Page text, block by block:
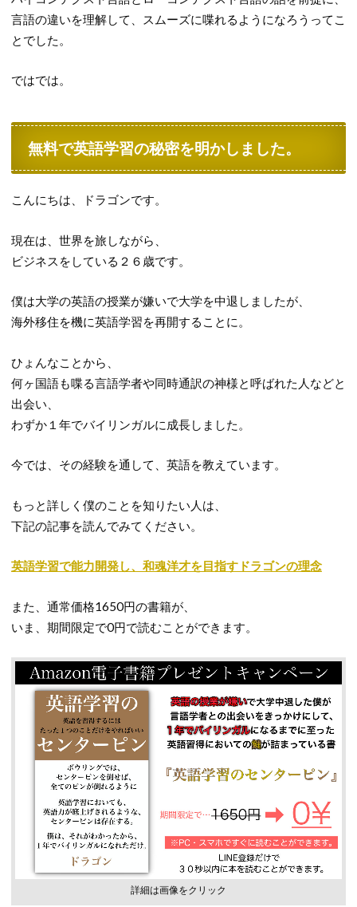
言語の違いを理解して、スムーズに喋れるようになろうってこ
とでした。
ではでは。
無料で英語学習の秘密を明かしました。
こんにちは、ドラゴンです。
現在は、世界を旅しながら、
ビジネスをしている２６歳です。
僕は大学の英語の授業が嫌いで大学を中退しましたが、
海外移住を機に英語学習を再開することに。
ひょんなことから、
何ヶ国語も喋る言語学者や同時通訳の神様と呼ばれた人などと
出会い、
わずか１年でバイリンガルに成長しました。
今では、その経験を通して、英語を教えています。
もっと詳しく僕のことを知りたい人は、
下記の記事を読んでみてください。
英語学習で能力開発し、和魂洋才を目指すドラゴンの理念
また、通常価格1650円の書籍が、
いま、期間限定で0円で読むことができます。
詳細は画像をクリック